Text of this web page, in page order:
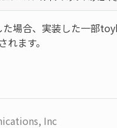
場合、実装した一部
ます。
Inc